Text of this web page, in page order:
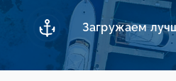
Загружаем